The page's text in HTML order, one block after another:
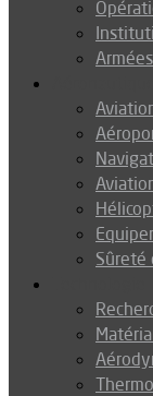
Armées
Sûreté